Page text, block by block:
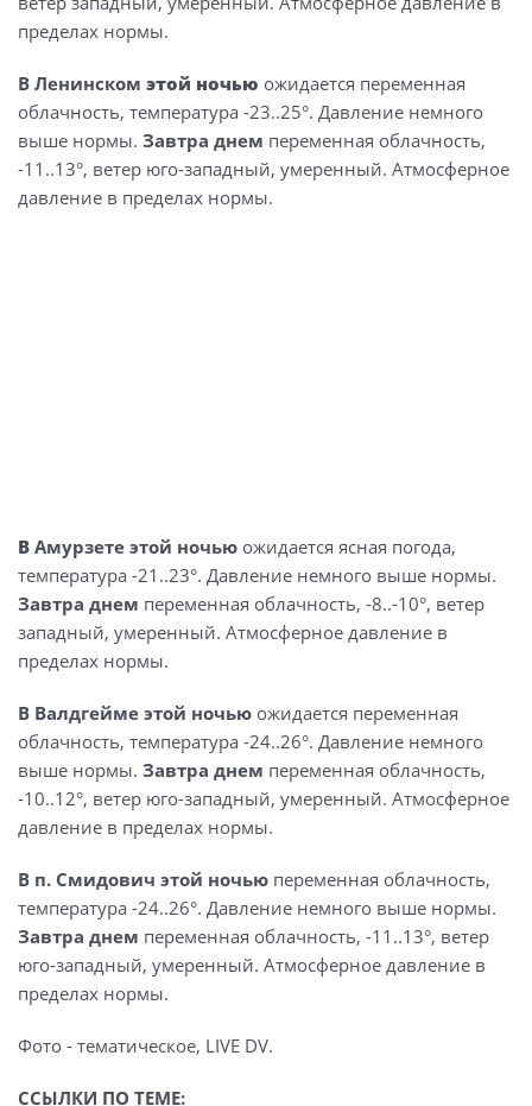
пределах нормы.
В Ленинском этой ночью ожидается переменная
облачность, температура -23..25°. Давление немного
выше нормы. Завтра днем переменная облачность,
-11..13°, ветер юго-западный, умеренный. Атмосферное
давление в пределах нормы.
В Амурзете этой ночью ожидается ясная погода,
температура -21..23°. Давление немного выше нормы.
Завтра днем переменная облачность, -8..-10°, ветер
западный, умеренный. Атмосферное давление в
пределах нормы.
В Валдгейме этой ночью ожидается переменная
облачность, температура -24..26°. Давление немного
выше нормы. Завтра днем переменная облачность,
-10..12°, ветер юго-западный, умеренный. Атмосферное
давление в пределах нормы.
В п. Cмидович этой ночью переменная облачность,
температура -24..26°. Давление немного выше нормы.
Завтра днем переменная облачность, -11..13°, ветер
юго-западный, умеренный. Атмосферное давление в
пределах нормы.
Фото - тематическое, LIVE DV.
ССЫЛКИ ПО ТЕМЕ: